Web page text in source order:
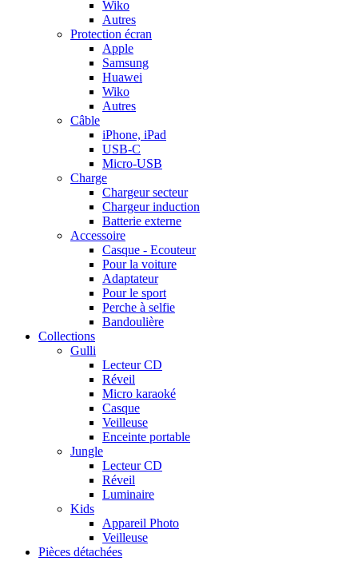
Wiko
Autres
Protection écran
Apple
Samsung
Huawei
Wiko
Autres
Câble
iPhone, iPad
USB-C
Micro-USB
Charge
Chargeur secteur
Chargeur induction
Batterie externe
Accessoire
Casque - Ecouteur
Pour la voiture
Adaptateur
Pour le sport
Perche à selfie
Bandoulière
Collections
Gulli
Lecteur CD
Réveil
Micro karaoké
Casque
Veilleuse
Enceinte portable
Jungle
Lecteur CD
Réveil
Luminaire
Kids
Appareil Photo
Veilleuse
Pièces détachées